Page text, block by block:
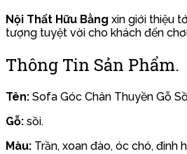
Nội Thất Hữu Bằng xin giới thiệu
tượng tuyệt vời cho khách đến
Thông Tin Sản Phẩm.
Tên: Sofa Góc Chân Thuyền Gỗ
Gỗ: sồi.
Màu: Trần, xoan đào, óc chó, đinh